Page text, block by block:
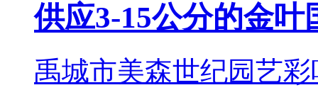
供应3-15公分的金叶
禹城市美森世纪园艺